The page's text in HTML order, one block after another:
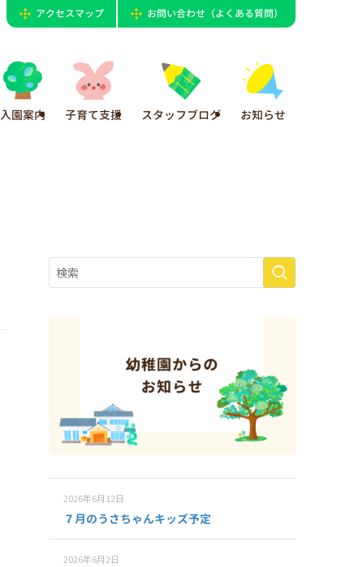
入園案内 子育て支援 スタッフブログ お知らせ
アクセスマップ お問い合わせ（よくある質問）
2026年6月12日
７月のうさちゃんキッズ予定
2026年6月2日